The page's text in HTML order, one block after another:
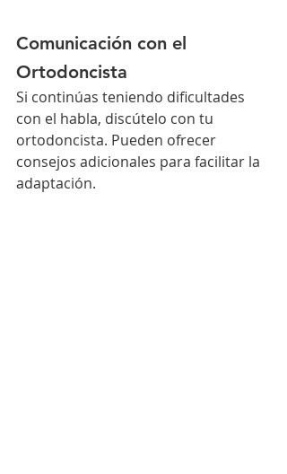
Comunicación con el
Ortodoncista
Si continúas teniendo dificultades
con el habla, discútelo con tu
ortodoncista. Pueden ofrecer
consejos adicionales para facilitar la
adaptación.